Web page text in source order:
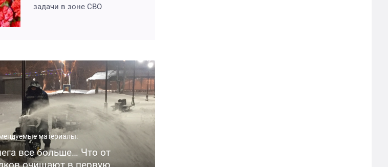
задачи в зоне СВО
материалы:
все больше… Что от